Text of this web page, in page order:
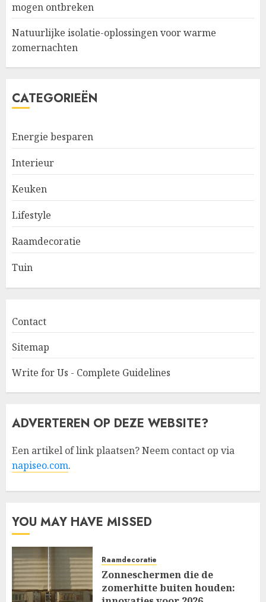
mogen ontbreken
Natuurlijke isolatie-oplossingen voor warme
zomernachten
CATEGORIEËN
Energie besparen
Interieur
Keuken
Lifestyle
Raamdecoratie
Tuin
Contact
Sitemap
Write for Us - Complete Guidelines
ADVERTEREN OP DEZE WEBSITE?
Een artikel of link plaatsen? Neem contact op via
napiseo.com.
YOU MAY HAVE MISSED
Raamdecoratie
Zonneschermen die de
zomerhitte buiten houden: